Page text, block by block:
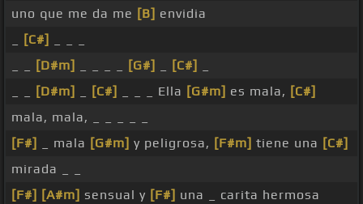
uno que me da me [B] envidia
[C#]
[D#m] [G#] [C#]
[D#m] [C#] _ _ _ Ella [G#m] es mala, [C#]
mala, mala, _ _ _ _ _
[F#]
_ mala [G#m] y peligrosa, [F#m] tiene una [C#]
mirada _ _
[F#] [A#m] sensual y [F#] una _ carita hermosa